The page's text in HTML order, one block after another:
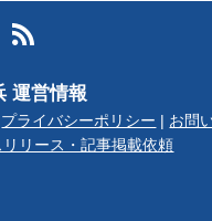
運営情報
プライバシーポリシー お問
リリース・記事掲載依頼